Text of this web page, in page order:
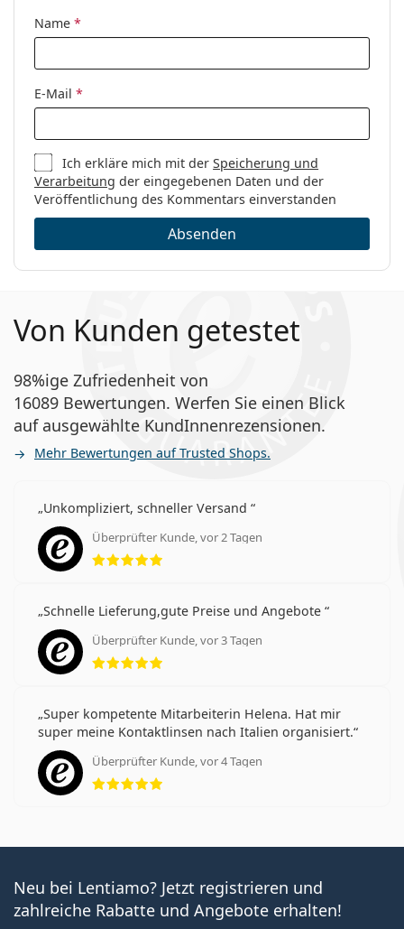
Marke:
Name *
E-Mail *
Ich erkläre mich mit derSpeicherung und
Verarbeitung der eingegebenen Daten und der
Veröffentlichung des Kommentars einverstanden
Absenden
Von Kunden getestet
98%ige Zufriedenheit von
16089 Bewertungen. Werfen Sie einen Blick
auf ausgewählte KundInnenrezensionen.
Mehr Bewertungen auf Trusted Shops.
Unkompliziert, schneller Versand
Überprüfter Kunde, vor 2 Tagen
Bewertung 5 aus 5
Schnelle Lieferung,gute Preise und Angebote
Überprüfter Kunde, vor 3 Tagen
Bewertung 5 aus 5
Super kompetente Mitarbeiterin Helena. Hat mir
super meine Kontaktlinsen nach Italien organisiert.
Überprüfter Kunde, vor 4 Tagen
Bewertung 5 aus 5
Neu bei Lentiamo? Jetzt registrieren und
zahlreiche Rabatte und Angebote erhalten!